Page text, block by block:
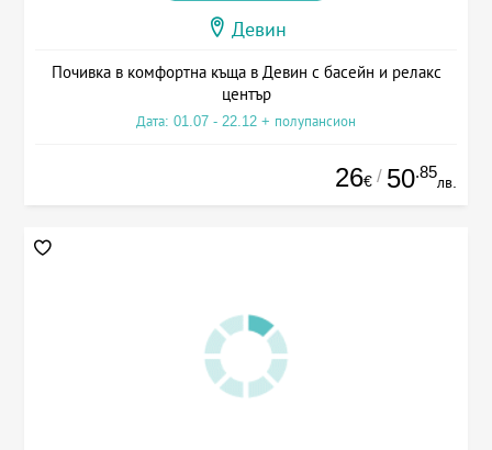
Девин
Почивка в комфортна къща в Девин с басейн и релакс
център
Дата: 01.07 - 22.12 + полупансион
26€ / 50.85
лв.